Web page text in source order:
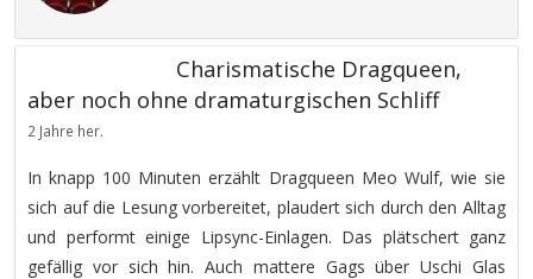
Charismatische Dragqueen,
aber noch ohne dramaturgischen Schliff
2 Jahre her.
In knapp 100 Minuten erzählt Dragqueen Meo Wulf, wie sie
sich auf die Lesung vorbereitet, plaudert sich durch den Alltag
und performt einige Lipsync-Einlagen. Das plätschert ganz
gefällig vor sich hin. Auch mattere Gags über Uschi Glas